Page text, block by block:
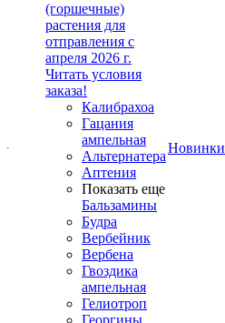
(горшечные)
растения для
отправления с
апреля 2026 г.
Читать условия
заказа!
Калибрахоа
Гацания
ампельная
Альтернатера
Аптения
Показать еще
Бальзамины
Будра
Вербейник
Вербена
Гвоздика
ампельная
Гелиотроп
Георгины
Новинки